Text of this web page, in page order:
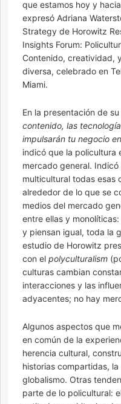
que estamos hoy y
expresó Adriana
Strategy de Horowitz
Insights Forum:
Contenido, creatividad,
diversa, celebrado en
Miami.
En la presentación de
contenido, las
impulsarán tu negocio
indicó que la policultura
mercado general.
multicultural todas esas
alrededor de lo que se
medios del mercado
entre ellas y
y piensan igual, toda la
estudio de Horowitz
con el polyculturalism
culturas cambian
interacciones y las
adyacentes; no hay
Algunos aspectos que
en común de la
herencia cultural,
historias compartidas,
globalismo. Otras
parte de lo policultural: